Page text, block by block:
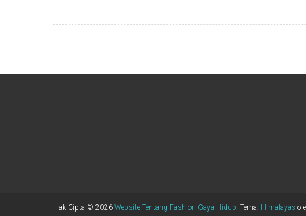
Hak Cipta © 2026 Website Tentang Fashion Gaya Hidup. Tema: Himalayas